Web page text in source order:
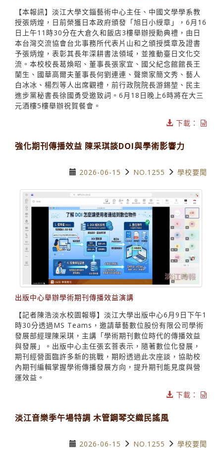
【本報訊】淡江大學文錙藝術中心主任、中國文學學系教
授張炳煌，日前榮獲日本政府頒發「旭日小綬章」，6月16
日上午11時30分在大倉久和飯店3樓舉辦授勳典禮，由日
本台灣交流協會台北事務所代表片山和之頒授獎章及證書
予張炳煌，表彰其長年深耕書法領域，並推動臺日文化交
流。本校校長葛煥昭、董事長張家宜、國父紀念館館長王
蘭生、國華高爾夫董事長何劉連連、聲樂家簡文秀、藝人
白冰冰、楊烈等人出席觀禮，前行政院院長游錫堃、民主
進步黨秘書長徐國勇受邀致詞。6月18日晚上6時將在大三
元酒樓5樓舉辦祝賀餐會。
下載：
強化期刊傳播效益 陳采琪談DOI與學術影響力
2026-06-15 NO.1255 學校要聞
出版中心舉辦學術期刊傳播效益演講
【記者陳浩淡水校園報導】淡江大學出版中心6月9日下午1
時30分透過MS Teams，邀請華藝數位股份有限公司學術
發展部經理陳采琪，主講「學術期刊數位時代的傳播效益
與發展」。出版中心主任張玄菩表示，隨著數位化發展，
期刊經營面臨許多新的挑戰，期盼透過此次座談，協助校
內期刊編輯掌握學術傳播發展方向，提升期刊能見度與營
運效益。
下載：
淡江音樂季午場特調 木管鋼琴交織民謠風
2026-06-15 NO.1255 學校要聞